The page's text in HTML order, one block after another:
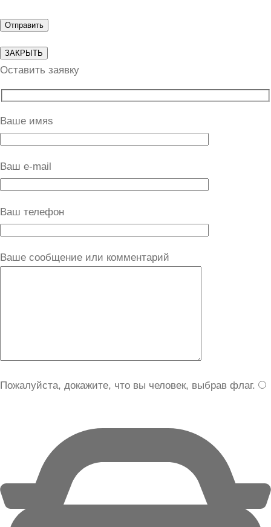
ЗАКРЫТЬ
Оставить заявку
Ваше имяs
Ваш e-mail
Ваш телефон
Ваше сообщение или комментарий
Пожалуйста, докажите, что вы человек, выбрав флаг.